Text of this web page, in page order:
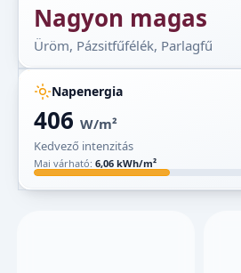
Nagyon magas
Üröm, Pázsitfűfélék, Parlagfű
Napenergia
406 W/m²
Kedvező intenzitás
Mai várható: 6,06 kWh/m²